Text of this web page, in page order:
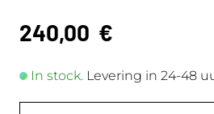
240,00 €
In stock. Levering in 24-48